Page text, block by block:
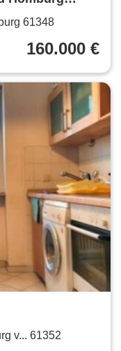
61348
160.000 €
v... 61352